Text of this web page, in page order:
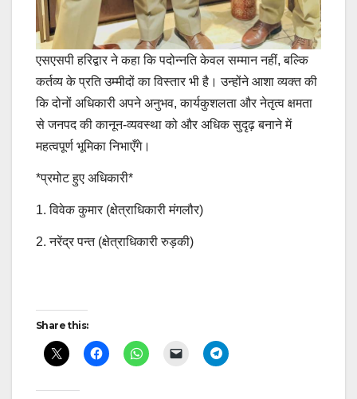
एसएसपी हरिद्वार ने कहा कि पदोन्नति केवल सम्मान नहीं, बल्कि
कर्तव्य के प्रति उम्मीदों का विस्तार भी है। उन्होंने आशा व्यक्त की
कि दोनों अधिकारी अपने अनुभव, कार्यकुशलता और नेतृत्व क्षमता
से जनपद की कानून-व्यवस्था को और अधिक सुदृढ़ बनाने में
महत्वपूर्ण भूमिका निभाएँगे।
*प्रमोट हुए अधिकारी*
1. विवेक कुमार (क्षेत्राधिकारी मंगलौर)
2. ⁠नरेंद्र पन्त (क्षेत्राधिकारी रुड़की)
Post
navigation
Share this: